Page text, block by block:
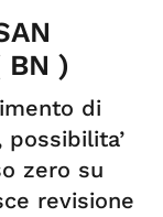
BN )
di
zero su
revisione